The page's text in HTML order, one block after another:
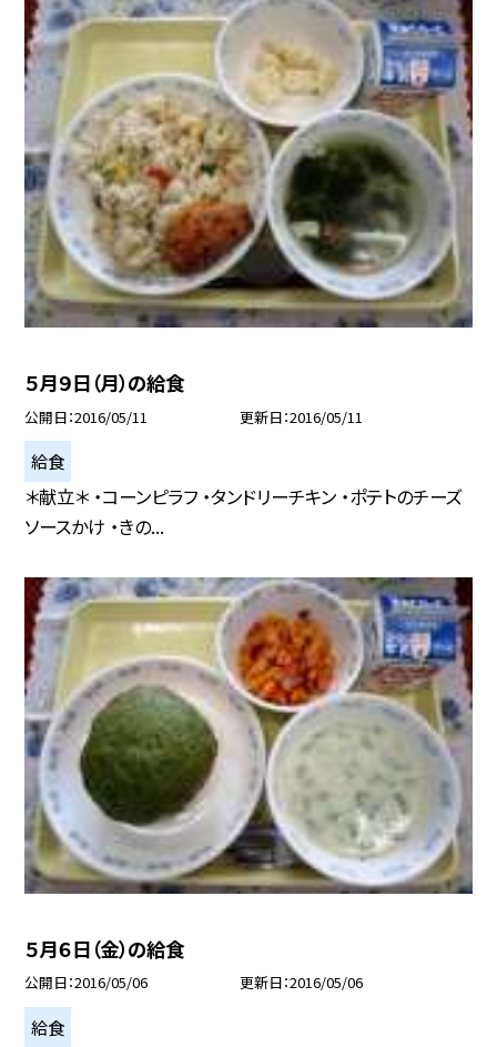
５月９日（月）の給食
公開日 2016/05/11 更新日 2016/05/11
給食
＊献立＊ ・コーンピラフ ・タンドリーチキン ・ポテトのチーズ
ソースかけ ・きの...
５月６日（金）の給食
公開日 2016/05/06 更新日 2016/05/06
給食